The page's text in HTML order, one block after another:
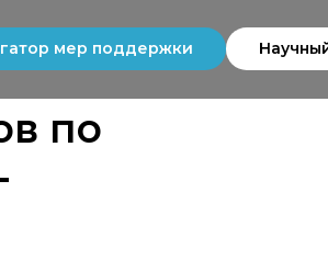
мер поддержки
по